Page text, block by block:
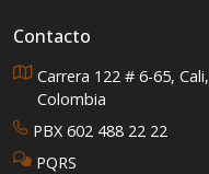
Contacto
Carrera 122 # 6-65, Cali,
Colombia
PBX 602 488 22 22
PQRS